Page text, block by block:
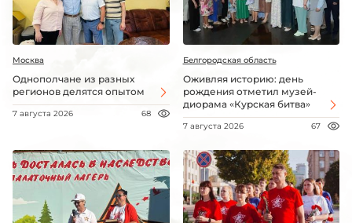
Москва
Однополчане из разных
регионов делятся опытом
7 августа 2026 68
Белгородская область
Оживляя историю: день
рождения отметил музей-
диорама «Курская битва»
7 августа 2026 67